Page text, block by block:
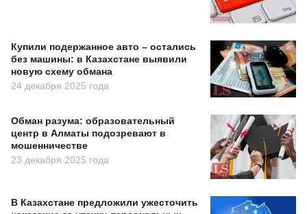
Купили подержанное авто – остались
без машины: в Казахстане выявили
новую схему обмана
24 декабря 2025 года
Обман разума: образовательный
центр в Алматы подозревают в
мошенничестве
23 декабря 2025 года
В Казахстане предложили ужесточить